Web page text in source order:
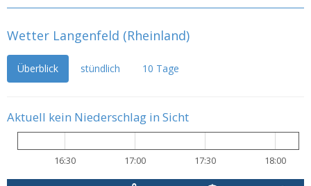
Wetter Langenfeld (Rheinland)
Überblick stündlich 10 Tage
Aktuell kein Niederschlag in Sicht
16:30 17:00 17:30 18:00